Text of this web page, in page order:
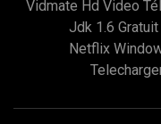
Jdk 1.6
Netflix